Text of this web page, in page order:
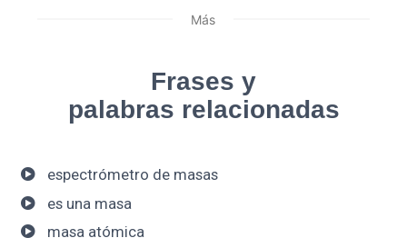
Más
Frases y
palabras relacionadas
espectrómetro de masas
es una masa
masa atómica